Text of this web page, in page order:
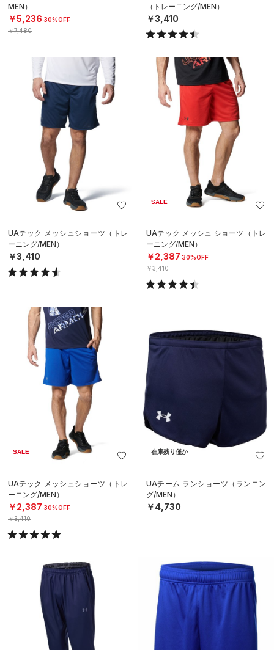
MEN）
￥5,236 30%OFF
￥7,480
（トレーニング/MEN）
￥3,410
UAテック メッシュショーツ（トレ
ーニング/MEN）
￥3,410
SALE
UAテック メッシュ ショーツ（トレ
ーニング/MEN）
￥2,387 30%OFF
￥3,410
SALE
UAテック メッシュショーツ（トレ
ーニング/MEN）
￥2,387 30%OFF
￥3,410
在庫残り僅か
UAチーム ランショーツ（ランニン
グ/MEN）
￥4,730